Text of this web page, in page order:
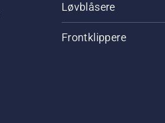
Løvblåsere
Frontklippere